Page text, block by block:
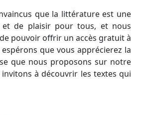
que la littérature est une
et de plaisir pour tous, et nous
pouvoir offrir un accès gratuit à
que vous apprécierez la
que nous proposons sur notre
à découvrir les textes qui